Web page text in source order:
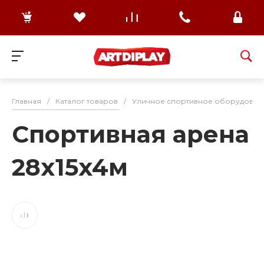
Главная / Каталог товаров / Уличное спортивное
Спортивная арена
28x15x4м